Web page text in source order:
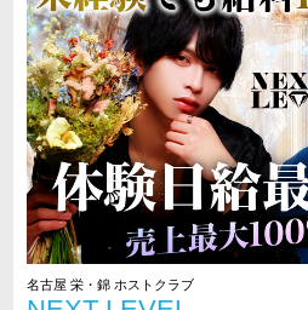
名古屋 栄・錦 ホストクラブ